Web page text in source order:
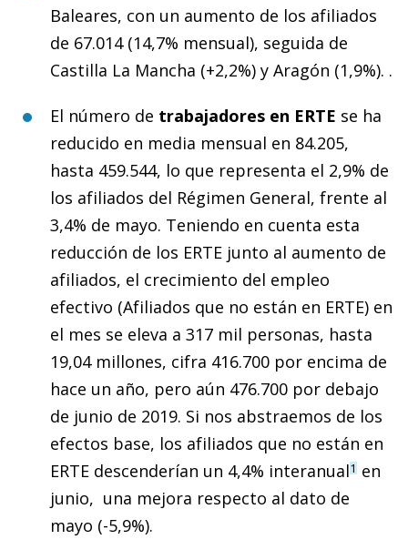
Baleares, con un aumento de los afiliados
de 67.014 (14,7% mensual), seguida de
Castilla La Mancha (+2,2%) y Aragón (1,9%). .
El número de trabajadores en ERTE se ha
reducido en media mensual en 84.205,
hasta 459.544, lo que representa el 2,9% de
los afiliados del Régimen General, frente al
3,4% de mayo. Teniendo en cuenta esta
reducción de los ERTE junto al aumento de
afiliados, el crecimiento del empleo
efectivo (Afiliados que no están en ERTE) en
el mes se eleva a 317 mil personas, hasta
19,04 millones, cifra 416.700 por encima de
hace un año, pero aún 476.700 por debajo
de junio de 2019. Si nos abstraemos de los
efectos base, los afiliados que no están en
ERTE descenderían un 4,4% interanual1 en
junio, una mejora respecto al dato de
mayo (-5,9%).